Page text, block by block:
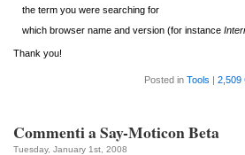
the term you were searching for
which browser name and version (for instance
Thank you!
Posted in Tools | 2,509
Commenti a Say-Moticon Beta
Tuesday, January 1st, 2008